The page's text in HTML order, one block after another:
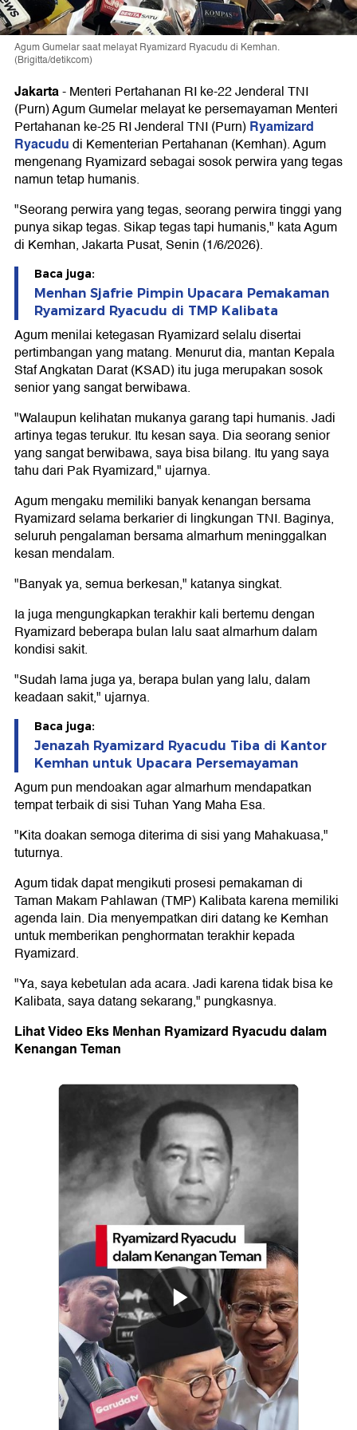
Agum Gumelar saat melayat Ryamizard Ryacudu di Kemhan.
(Brigitta/detikcom)
Jakarta-Menteri Pertahanan RI ke-22 Jenderal TNI
(Purn) Agum Gumelar melayat ke persemayaman Menteri
Pertahanan ke-25 RI Jenderal TNI (Purn)Ryamizard
Ryacududi Kementerian Pertahanan (Kemhan). Agum
mengenang Ryamizard sebagai sosok perwira yang tegas
namun tetap humanis.
"Seorang perwira yang tegas, seorang perwira tinggi yang
punya sikap tegas. Sikap tegas tapi humanis," kata Agum
di Kemhan, Jakarta Pusat, Senin (1/6/2026).
Baca juga:
Menhan Sjafrie Pimpin Upacara Pemakaman
Ryamizard Ryacudu di TMP Kalibata
Agum menilai ketegasan Ryamizard selalu disertai
pertimbangan yang matang. Menurut dia, mantan Kepala
Staf Angkatan Darat (KSAD) itu juga merupakan sosok
senior yang sangat berwibawa.
"Walaupun kelihatan mukanya garang tapi humanis. Jadi
artinya tegas terukur. Itu kesan saya. Dia seorang senior
yang sangat berwibawa, saya bisa bilang. Itu yang saya
tahu dari Pak Ryamizard," ujarnya.
Agum mengaku memiliki banyak kenangan bersama
Ryamizard selama berkarier di lingkungan TNI. Baginya,
seluruh pengalaman bersama almarhum meninggalkan
kesan mendalam.
"Banyak ya, semua berkesan," katanya singkat.
Ia juga mengungkapkan terakhir kali bertemu dengan
Ryamizard beberapa bulan lalu saat almarhum dalam
kondisi sakit.
"Sudah lama juga ya, berapa bulan yang lalu, dalam
keadaan sakit," ujarnya.
Baca juga:
Jenazah Ryamizard Ryacudu Tiba di Kantor
Kemhan untuk Upacara Persemayaman
Agum pun mendoakan agar almarhum mendapatkan
tempat terbaik di sisi Tuhan Yang Maha Esa.
"Kita doakan semoga diterima di sisi yang Mahakuasa,"
tuturnya.
Agum tidak dapat mengikuti prosesi pemakaman di
Taman Makam Pahlawan (TMP) Kalibata karena memiliki
agenda lain. Dia menyempatkan diri datang ke Kemhan
untuk memberikan penghormatan terakhir kepada
Ryamizard.
"Ya, saya kebetulan ada acara. Jadi karena tidak bisa ke
Kalibata, saya datang sekarang," pungkasnya.
Lihat Video Eks Menhan Ryamizard Ryacudu dalam
Kenangan Teman